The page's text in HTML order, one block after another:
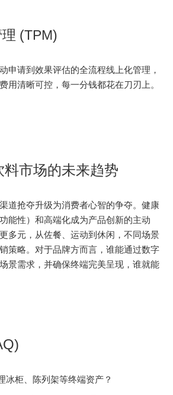
(TPM)
申请到效果评估的全流程线上化管理，
用清晰可控，每一分钱都花在刀刃上。
市场的未来趋势
道抢夺升级为消费者心智的争夺。健康
能性）和高端化成为产品创新的主动
多元，从佐餐、运动到休闲，不同场景
策略。对于品牌方而言，谁能通过数字
景需求，并确保终端完美呈现，谁就能
冰柜、陈列架等终端资产？